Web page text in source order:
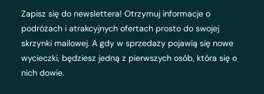
Zapisz się do newslettera! Otrzymuj informacje o
podróżach i atrakcyjnych ofertach prosto do swojej
skrzynki mailowej. A gdy w sprzedaży pojawią się nowe
wycieczki, będziesz jedną z pierwszych osób, która się o
nich dowie.